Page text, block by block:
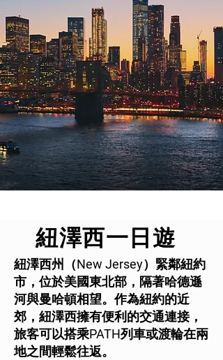
​紐澤西一日遊
紐澤西州（New Jersey）緊鄰紐約
市，位於美國東北部，隔著哈德遜
河與曼哈頓相望。作為紐約的近
郊，紐澤西擁有便利的交通連接，
旅客可以搭乘PATH列車或渡輪在兩
地之間輕鬆往返。